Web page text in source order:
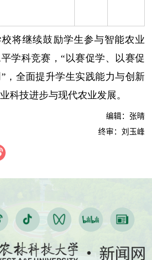
将继续鼓励学生参与智能农业
学科竞赛，“以赛促学、以赛促
，全面提升学生实践能力与创新
科技进步与现代农业发展。
编辑：张晴
终审：刘玉峰